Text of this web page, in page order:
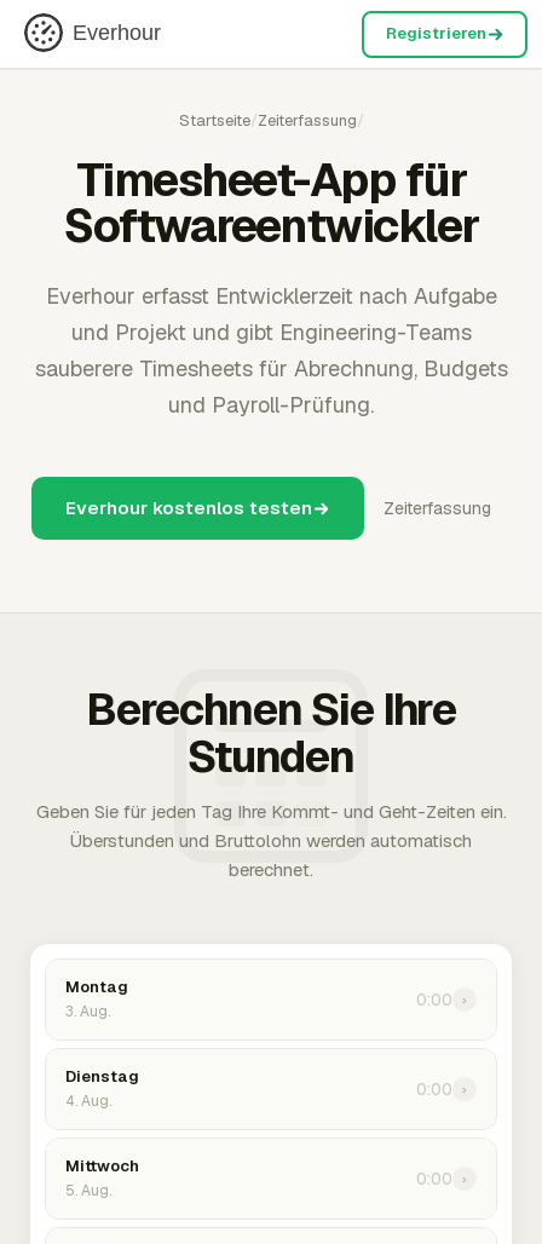
Everhour Registrieren
Startseite/Zeiterfassung/
Timesheet-App für
Softwareentwickler
Everhour erfasst Entwicklerzeit nach Aufgabe
und Projekt und gibt Engineering-Teams
sauberere Timesheets für Abrechnung, Budgets
und Payroll-Prüfung.
Everhour kostenlos testen Zeiterfassung
Berechnen Sie Ihre
Stunden
Geben Sie für jeden Tag Ihre Kommt- und Geht-Zeiten ein.
Überstunden und Bruttolohn werden automatisch
berechnet.
Montag
3. Aug.
0:00 ›
Dienstag
4. Aug.
0:00 ›
Mittwoch
5. Aug.
0:00 ›